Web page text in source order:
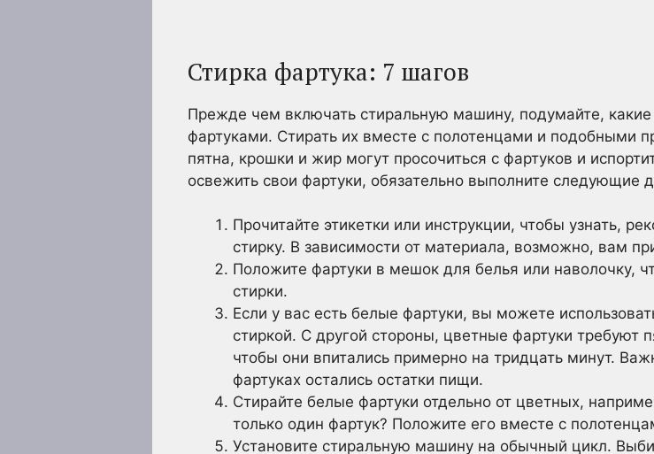
Стирка фартука: 7 шагов
Прежде чем включать стиральную машину, подумайте,
фартуками. Стирать их вместе с полотенцами и подобными
пятна, крошки и жир могут просочиться с фартуков и
освежить свои фартуки, обязательно выполните следующие
Прочитайте этикетки или инструкции, чтобы узнать,
стирку. В зависимости от материала, возможно, вам
Положите фартуки в мешок для белья или наволочку,
стирки.
Если у вас есть белые фартуки, вы можете
стиркой. С другой стороны, цветные фартуки требуют
чтобы они впитались примерно на тридцать минут.
фартуках остались остатки пищи.
Стирайте белые фартуки отдельно от цветных,
только один фартук? Положите его вместе с
Установите стиральную машину на обычный цикл.